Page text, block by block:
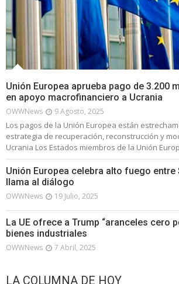
Unión Europea aprueba pago de 3.200
en apoyo macrofinanciero a Ucrania
OWWNews 9 Agosto, 2025
Los pagos de la Unión Europea están
estrategia de recuperación, reconstrucción y
Ucrania Los Estados miembros de la Unión
Unión Europea celebra alto fuego entre
llama al diálogo
OWWNews 19 Julio, 2025
La UE ofrece a Trump “aranceles cero
bienes industriales
OWWNews 7 Abril, 2025
LA COLUMNA DE HOY